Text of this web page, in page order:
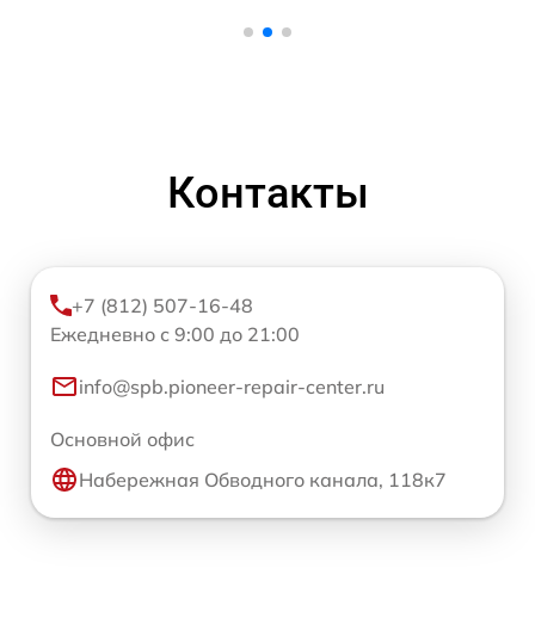
Контакты
+7 (812) 507-16-48
Ежедневно с 9:00 до 21:00
info@spb.pioneer-repair-center.ru
Основной офис
Набережная Обводного канала, 118к7